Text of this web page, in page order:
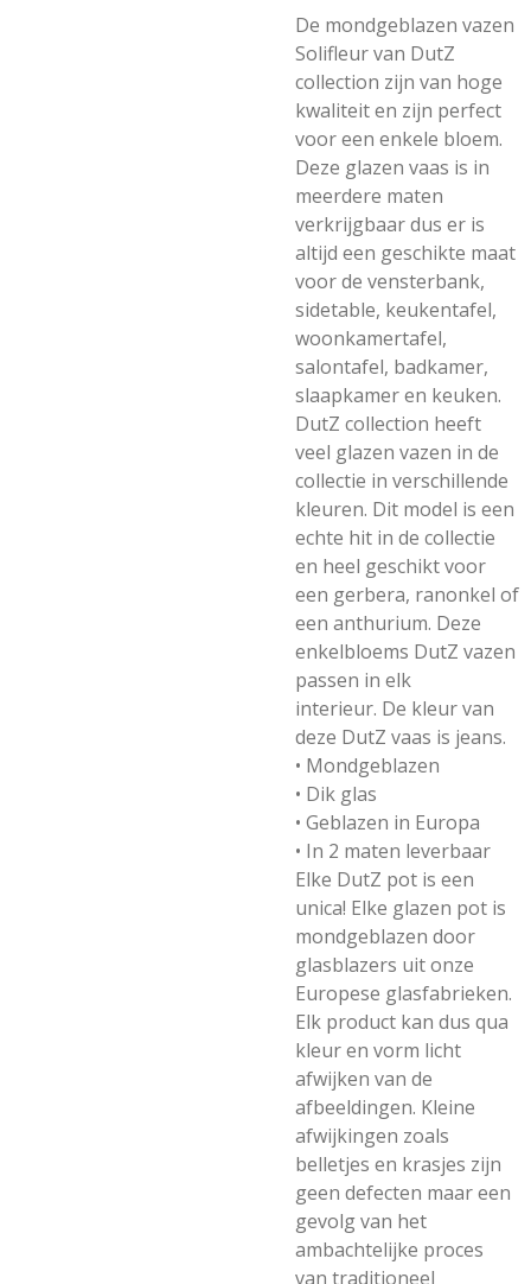
De mondgeblazen vazen
Solifleur van DutZ
collection zijn van hoge
kwaliteit en zijn perfect
voor een enkele bloem.
Deze glazen vaas is in
meerdere maten
verkrijgbaar dus er is
altijd een geschikte maat
voor de vensterbank,
sidetable, keukentafel,
woonkamertafel,
salontafel, badkamer,
slaapkamer en keuken.
DutZ collection heeft
veel glazen vazen in de
collectie in verschillende
kleuren. Dit model is een
echte hit in de collectie
en heel geschikt voor
een gerbera, ranonkel of
een anthurium. Deze
enkelbloems DutZ vazen
passen in elk
interieur. De kleur van
deze DutZ vaas is jeans.
• Mondgeblazen
• Dik glas
• Geblazen in Europa
• In 2 maten leverbaar
Elke DutZ pot is een
unica! Elke glazen pot is
mondgeblazen door
glasblazers uit onze
Europese glasfabrieken.
Elk product kan dus qua
kleur en vorm licht
afwijken van de
afbeeldingen. Kleine
afwijkingen zoals
belletjes en krasjes zijn
geen defecten maar een
gevolg van het
ambachtelijke proces
van traditioneel